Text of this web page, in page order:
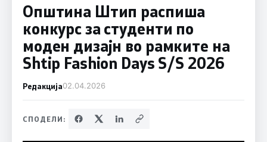
Општина Штип распиша
конкурс за студенти по
моден дизајн во рамките на
Shtip Fashion Days S/S 2026
Редакција02.04.2026
СПОДЕЛИ: